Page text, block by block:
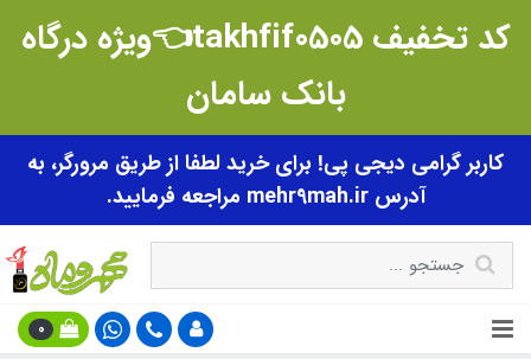
کد تخفیف takhfif0505👈ویژه درگاه
بانک سامان
کاربر گرامی دیجی پی! برای خرید لطفا از طریق مرورگر، به
آدرس mehr9mah.ir مراجعه فرمایید.
0